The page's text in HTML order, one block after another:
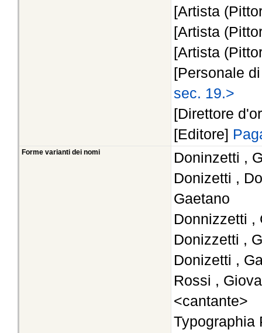
[Artista
[Artista
[Artista
[Personale
sec. 19.>
[Direttore
[Editore]
Forme varianti dei nomi
Doninzetti ,
Donizetti ,
Gaetano
Donnizzetti ,
Donizzetti ,
Donizetti ,
Rossi ,
<cantante>
Typographia